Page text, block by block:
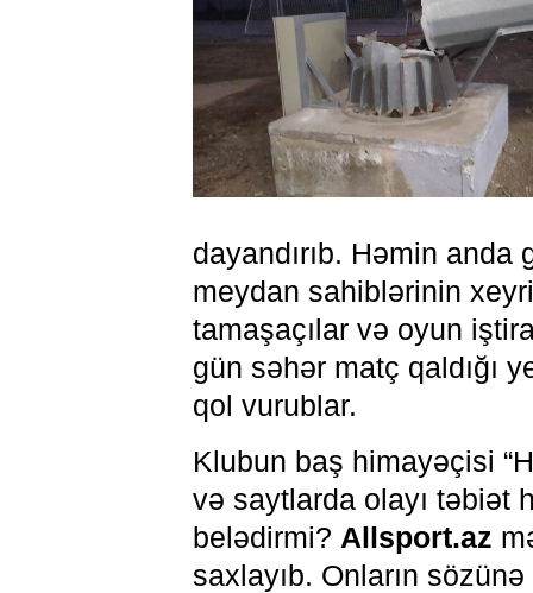
dayandırıb. Həmin
meydan sahiblərinin
tamaşaçılar və oyun
gün səhər matç qaldığı
qol vurublar.
Klubun baş himayəçisi
və saytlarda olayı təbiət
belədirmi? Allsport.az
saxlayıb. Onların